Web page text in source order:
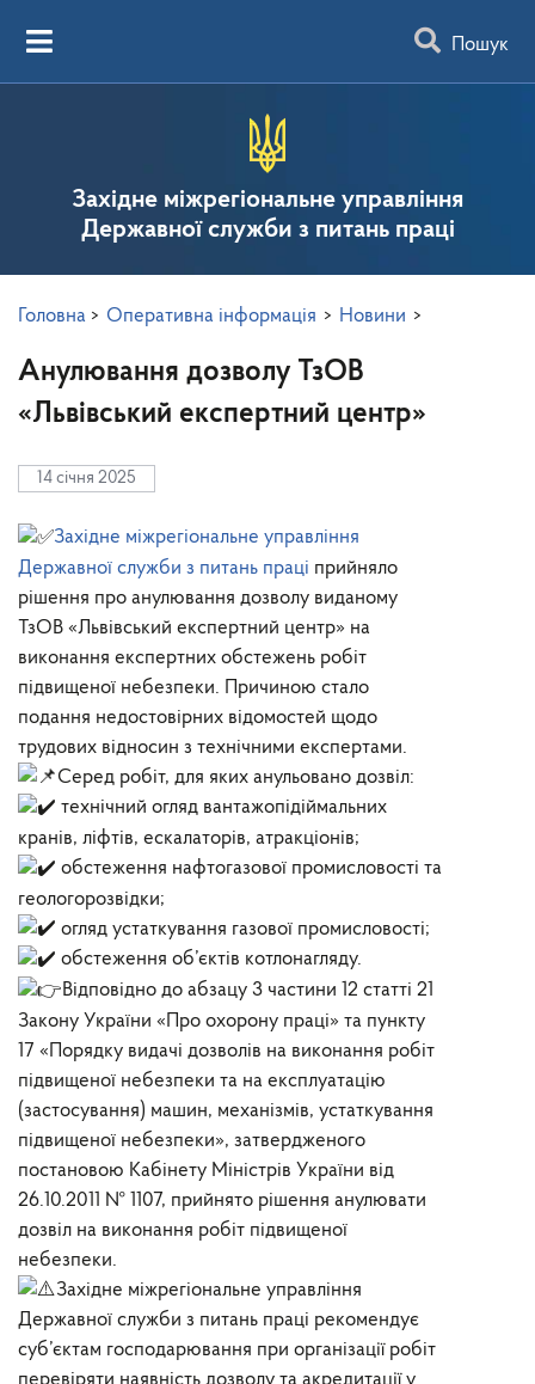
Пошук
Західне міжрегіональне управління
Державної служби з питань праці
Головна > Оперативна інформація > Новини >
Анулювання дозволу ТзОВ
«Львівський експертний центр»
14 січня 2025
Західне міжрегіональне управління
Державної служби з питань праці прийняло
рішення про анулювання дозволу виданому
ТзОВ «Львівський експертний центр» на
виконання експертних обстежень робіт
підвищеної небезпеки. Причиною стало
подання недостовірних відомостей щодо
трудових відносин з технічними експертами.
Серед робіт, для яких анульовано дозвіл:
технічний огляд вантажопідіймальних
кранів, ліфтів, ескалаторів, атракціонів;
обстеження нафтогазової промисловості та
геологорозвідки;
огляд устаткування газової промисловості;
обстеження об’єктів котлонагляду.
Відповідно до абзацу 3 частини 12 статті 21
Закону України «Про охорону праці» та пункту
17 «Порядку видачі дозволів на виконання робіт
підвищеної небезпеки та на експлуатацію
(застосування) машин, механізмів, устаткування
підвищеної небезпеки», затвердженого
постановою Кабінету Міністрів України від
26.10.2011 № 1107, прийнято рішення анулювати
дозвіл на виконання робіт підвищеної
небезпеки.
Західне міжрегіональне управління
Державної служби з питань праці рекомендує
суб’єктам господарювання при організації робіт